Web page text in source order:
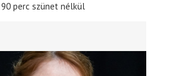
perc szünet nélkül